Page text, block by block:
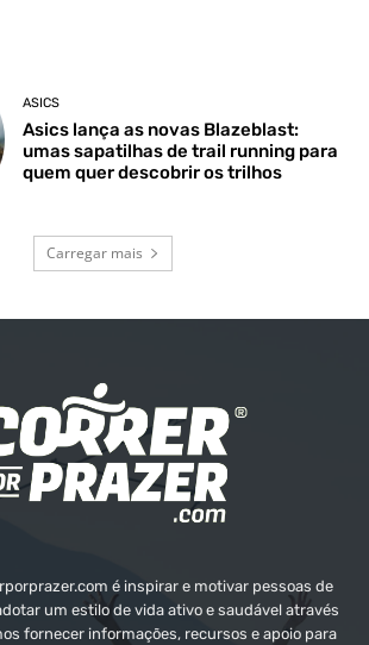
ASICS
Asics lança as novas Blazeblast:
umas sapatilhas de trail running para
quem quer descobrir os trilhos
Carregar mais
é inspirar e motivar pessoas de
um estilo de vida ativo e saudável através
fornecer informações, recursos e apoio para